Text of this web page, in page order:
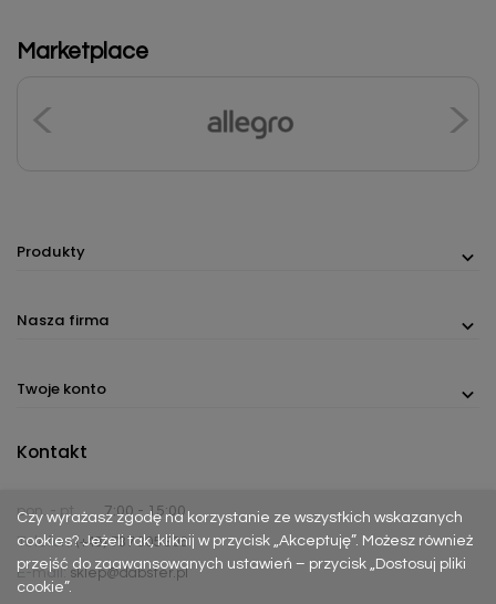
Marketplace
Produkty
Nasza firma
Twoje konto
Czy wyrażasz zgodę na korzystanie ze wszystkich wskazanych
cookies? Jeżeli tak, kliknij w przycisk „Akceptuję”. Możesz również
przejść do zaawansowanych ustawień – przycisk „Dostosuj pliki
cookie”.
Kontakt
pon. - pt.
7:00 - 15:00
Telefon:(+48) 737 305 306
E-mail: sklep@dabster.pl